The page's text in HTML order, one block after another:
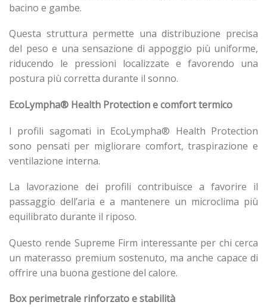
bacino e gambe.
Questa struttura permette una distribuzione precisa
del peso e una sensazione di appoggio più uniforme,
riducendo le pressioni localizzate e favorendo una
postura più corretta durante il sonno.
EcoLympha® Health Protection e comfort termico
I profili sagomati in EcoLympha® Health Protection
sono pensati per migliorare comfort, traspirazione e
ventilazione interna.
La lavorazione dei profili contribuisce a favorire il
passaggio dell’aria e a mantenere un microclima più
equilibrato durante il riposo.
Questo rende Supreme Firm interessante per chi cerca
un materasso premium sostenuto, ma anche capace di
offrire una buona gestione del calore.
Box perimetrale rinforzato e stabilità